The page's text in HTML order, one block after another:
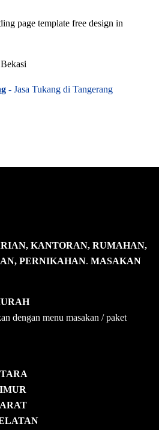
page template free design in
- Jasa Tukang di Tangerang
KANTORAN, RUMAHAN,
PERNIKAHAN. MASAKAN
dengan menu masakan / paket